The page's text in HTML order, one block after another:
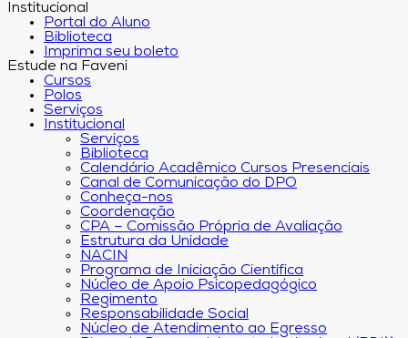
Institucional
Portal do Aluno
Biblioteca
Imprima seu boleto
Estude na Faveni
Cursos
Polos
Serviços
Institucional
Serviços
Biblioteca
Calendário Acadêmico Cursos Presenciais
Canal de Comunicação do DPO
Conheça-nos
Coordenação
CPA – Comissão Própria de Avaliação
Estrutura da Unidade
NACIN
Programa de Iniciação Científica
Núcleo de Apoio Psicopedagógico
Regimento
Responsabilidade Social
Núcleo de Atendimento ao Egresso